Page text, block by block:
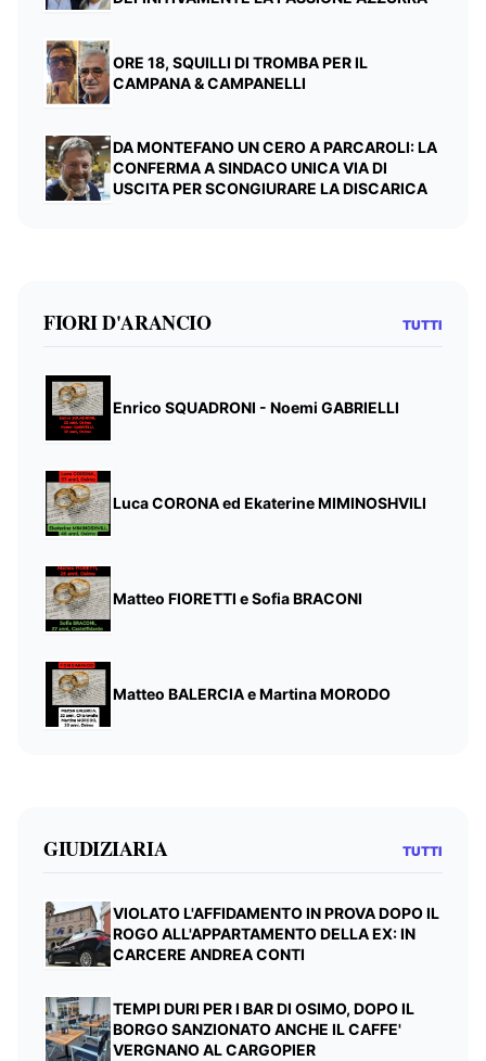
ORE 18, SQUILLI DI TROMBA PER IL
CAMPANA & CAMPANELLI
DA MONTEFANO UN CERO A PARCAROLI: LA
CONFERMA A SINDACO UNICA VIA DI
USCITA PER SCONGIURARE LA DISCARICA
FIORI D'ARANCIO TUTTI
Enrico SQUADRONI - Noemi GABRIELLI
Luca CORONA ed Ekaterine MIMINOSHVILI
Matteo FIORETTI e Sofia BRACONI
Matteo BALERCIA e Martina MORODO
GIUDIZIARIA TUTTI
VIOLATO L'AFFIDAMENTO IN PROVA DOPO IL
ROGO ALL'APPARTAMENTO DELLA EX: IN
CARCERE ANDREA CONTI
TEMPI DURI PER I BAR DI OSIMO, DOPO IL
BORGO SANZIONATO ANCHE IL CAFFE'
VERGNANO AL CARGOPIER